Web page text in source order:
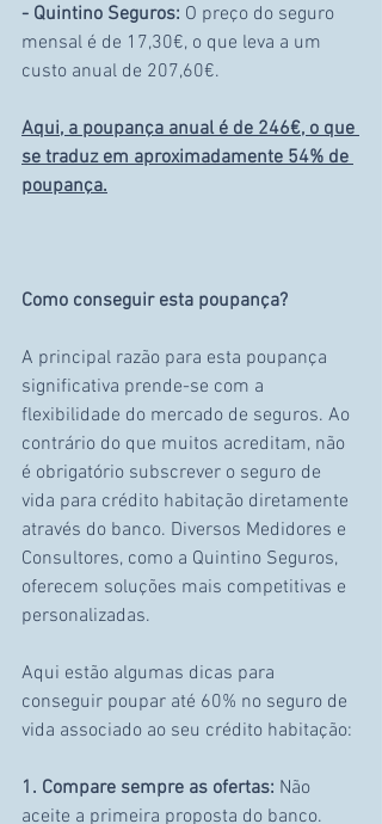
- Quintino Seguros: O preço do seguro
mensal é de 17,30€, o que leva a um
custo anual de 207,60€.
Aqui, a poupança anual é de 246€, o que
se traduz em aproximadamente 54% de
poupança.
Como conseguir esta poupança?
A principal razão para esta poupança
significativa prende-se com a
flexibilidade do mercado de seguros. Ao
contrário do que muitos acreditam, não
é obrigatório subscrever o seguro de
vida para crédito habitação diretamente
através do banco. Diversos Medidores e
Consultores, como a Quintino Seguros,
oferecem soluções mais competitivas e
personalizadas.
Aqui estão algumas dicas para
conseguir poupar até 60% no seguro de
vida associado ao seu crédito habitação:
1. Compare sempre as ofertas: Não
aceite a primeira proposta do banco.